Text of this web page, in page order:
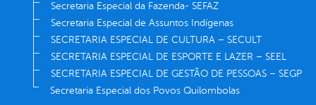
Secretaria Especial da Fazenda- SEFAZ
Secretaria Especial de Assuntos Indígenas
SECRETARIA ESPECIAL DE CULTURA – SECULT
SECRETARIA ESPECIAL DE ESPORTE E LAZER – SEEL
SECRETARIA ESPECIAL DE GESTÃO DE PESSOAS – SEGP
Secretaria Especial dos Povos Quilombolas